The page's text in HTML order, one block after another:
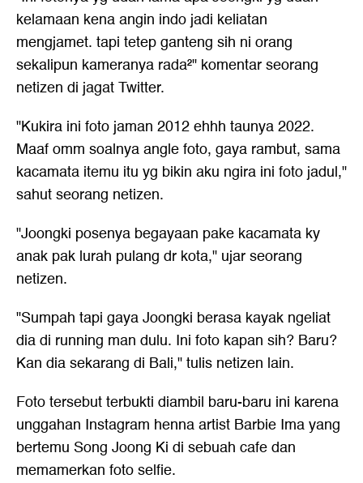
kelamaan kena angin indo jadi keliatan
mengjamet. tapi tetep ganteng sih ni orang
sekalipun kameranya rada²" komentar seorang
netizen di jagat Twitter.
"Kukira ini foto jaman 2012 ehhh taunya 2022.
Maaf omm soalnya angle foto, gaya rambut, sama
kacamata itemu itu yg bikin aku ngira ini foto jadul,"
sahut seorang netizen.
"Joongki posenya begayaan pake kacamata ky
anak pak lurah pulang dr kota," ujar seorang
netizen.
"Sumpah tapi gaya Joongki berasa kayak ngeliat
dia di running man dulu. Ini foto kapan sih? Baru?
Kan dia sekarang di Bali," tulis netizen lain.
Foto tersebut terbukti diambil baru-baru ini karena
unggahan Instagram henna artist Barbie Ima yang
bertemu Song Joong Ki di sebuah cafe dan
memamerkan foto selfie.